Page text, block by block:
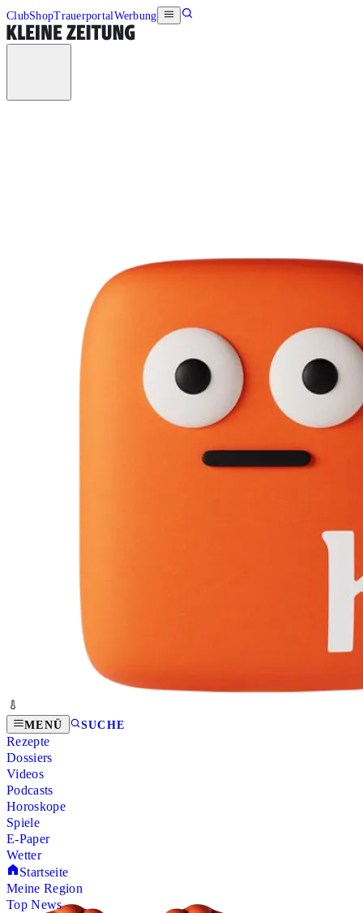
ClubShopTrauerportalWerbung
MENÜ SUCHE
Rezepte
Dossiers
Videos
Podcasts
Horoskope
Spiele
E-Paper
Wetter
Startseite
Meine Region
Top News